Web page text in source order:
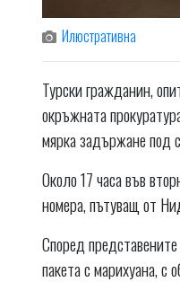
Илюстративна
Турски гражданин,
окръжната
мярка задържане под
Около 17 часа във
номера, пътуващ от
Според
пакета с марихуана, с